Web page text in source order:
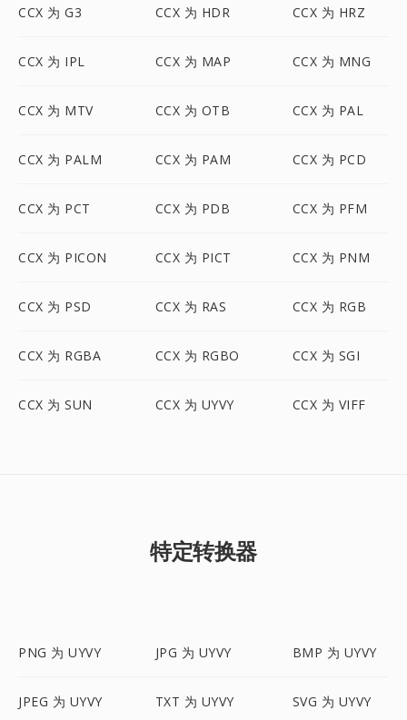
CCX 为 G3 CCX 为 HDR CCX 为 HRZ
CCX 为 IPL CCX 为 MAP CCX 为 MNG
CCX 为 MTV CCX 为 OTB CCX 为 PAL
CCX 为 PALM CCX 为 PAM CCX 为 PCD
CCX 为 PCT CCX 为 PDB CCX 为 PFM
CCX 为 PICON CCX 为 PICT CCX 为 PNM
CCX 为 PSD CCX 为 RAS CCX 为 RGB
CCX 为 RGBA CCX 为 RGBO CCX 为 SGI
CCX 为 SUN CCX 为 UYVY CCX 为 VIFF
特定转换器
PNG 为 UYVY JPG 为 UYVY BMP 为 UYVY
JPEG 为 UYVY TXT 为 UYVY SVG 为 UYVY